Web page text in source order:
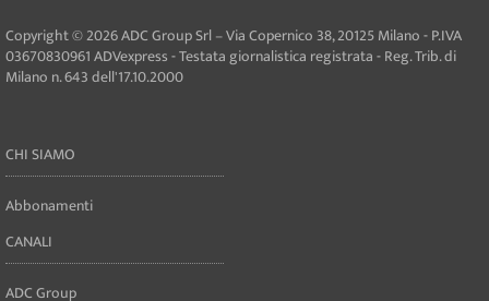
Copyright © 2026 ADC Group Srl – Via Copernico 38, 20125 Milano - P.IVA
03670830961 ADVexpress - Testata giornalistica registrata - Reg. Trib. di
Milano n. 643 dell'17.10.2000
CHI SIAMO
Abbonamenti
CANALI
ADC Group